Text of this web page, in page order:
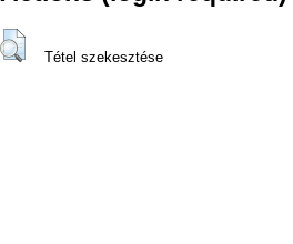
Tétel szekesztése